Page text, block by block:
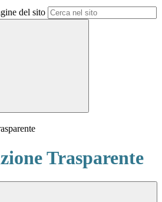
del sito
Trasparente